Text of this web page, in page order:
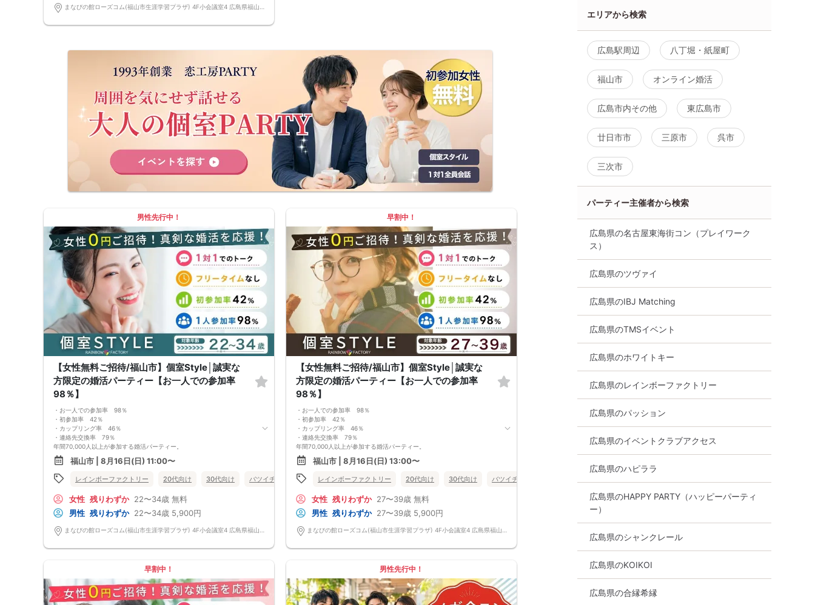
A：当日に受付にてお支払いいただきます。（参加費は現金払いのみで
す）
・詳細のご案内について
をメールでお送りします。必ずレインボーファクトリーのメールアドレス
を受信許可設定してください。（お申し込み後、オミカレから届くメール
・本人様確認について
受付にて公的な本人確認書類（免許証、保険証など）をご提示いただきま
すので、ご予約時は必ず本名をご入力ください。
・遅刻について
遅刻は他の参加者様のご迷惑となるため、厳禁です。お時間に余裕を持っ
・中止判断タイミング・中止連絡
最少催行人数に満たない場合など、ご予約状況により、開催を中止する場
合がございます。その場合、開催時刻の最大90分前までにご連絡いたしま
す。※ただし、90分前を切って急なご予約のキャンセルや天災等が発生し
男女差が2名以内程度になるよう人数調整を行っておりますが、ご予約の
キャンセル等によりバランスが崩れる場合がございます。バランスが崩れ
たことによる返金等は一切ございませんので予めご了承ください。
・人数について
最少催行人数：ご予約人数4名以上
最大催行人数：ご予約人数18名程度
・飲食について
当イベントにおいて飲食の提供はございません。
・保証制度について
直前のキャンセル等により上記の最少催行人数を下回った場合、参加費を
全額返金し、無償での開催を行います。
男性先行中！
【女性無料ご招待/福山市】個室Style│誠実な
方限定の婚活パーティー【お一人での参加率
98％】
・お一人での参加率 98％
・初参加率 42％
・カップリング率 46％
・連絡先交換率 79％
年間70,000人以上が参加する婚活パーティー。
お一人で参加されることを考えたスタイルで、98％の方がお一人で参加さ
れています。
真剣に婚活されている方だけを対象とした小規模な婚活イベントで、空い
た時間を利用してお気軽に婚活が可能です。
Q：服装は？
A：皆様カジュアルな服装でご参加されています。
Q：参加費の支払い方法は？
A：当日に受付にてお支払いいただきます。（参加費は現金払いのみで
す）
ご予約完了後に「イベントガイド」「お問い合わせ窓口」などの詳細情報
をメールでお送りします。必ずレインボーファクトリーのメールアドレス
を受信許可設定してください。（お申し込み後、オミカレから届くメール
福山市 | 8月16日(日) 11:00〜
レインボーファクトリー 20代向け 30代向け バツイチ・再婚 個室 女性無料 広島県 福山市
女性 残りわずか 22〜34歳 無料
男性 残りわずか 22〜34歳 5,900円
早割中！
【女性無料ご招待/福山市】個室Style│誠実な
方限定の婚活パーティー【お一人での参加率
98％】
・お一人での参加率 98％
・初参加率 42％
・カップリング率 46％
・連絡先交換率 79％
年間70,000人以上が参加する婚活パーティー。
お一人で参加されることを考えたスタイルで、98％の方がお一人で参加さ
れています。
真剣に婚活されている方だけを対象とした小規模な婚活イベントで、空い
た時間を利用してお気軽に婚活が可能です。
Q：服装は？
A：皆様カジュアルな服装でご参加されています。
Q：参加費の支払い方法は？
A：当日に受付にてお支払いいただきます。（参加費は現金払いのみで
す）
ご予約完了後に「イベントガイド」「お問い合わせ窓口」などの詳細情報
をメールでお送りします。必ずレインボーファクトリーのメールアドレス
を受信許可設定してください。（お申し込み後、オミカレから届くメール
福山市 | 8月16日(日) 13:00〜
レインボーファクトリー 20代向け 30代向け バツイチ・再婚
女性 残りわずか 27〜39歳 無料
男性 残りわずか 27〜39歳 5,900円
早割中！ 男性先行中！
エリアから検索
広島駅周辺 八丁堀・紙屋町
福山市 オンライン婚活
広島市内その他 東広島市
廿日市市 三原市 呉市
三次市
パーティー主催者から検索
広島県の名古屋東海街コン（プレイワーク
ス）
広島県のツヴァイ
広島県のIBJ Matching
広島県のTMSイベント
広島県のホワイトキー
広島県のレインボーファクトリー
広島県のパッション
広島県のイベントクラブアクセス
広島県のハピララ
広島県のHAPPY PARTY（ハッピーパーティ
ー）
広島県のシャンクレール
広島県のKOIKOI
広島県の合縁希縁